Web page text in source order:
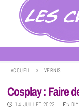
ACCUEIL VERNIS
Cosplay : Faire
14 JUILLET 2023 DIY